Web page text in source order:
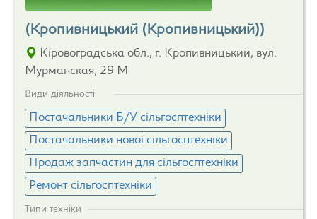
(Кропивницький (Кропивницький))
Кіровоградська обл., г. Кропивницький, вул.
Мурманская, 29 М
Види діяльності
Постачальники Б/У сільгосптехніки
Постачальники нової сільгосптехніки
Продаж запчастин для сільгосптехніки
Ремонт сільгосптехніки
Типи техніки